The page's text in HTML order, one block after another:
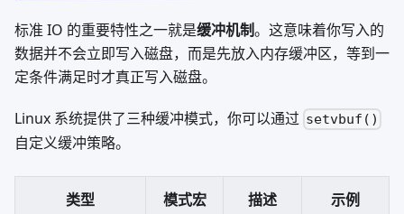
标准 IO 的重要特性之一就是缓冲机制。这意味着你写入的
数据并不会立即写入磁盘，而是先放入内存缓冲区，等到一
定条件满足时才真正写入磁盘。
Linux 系统提供了三种缓冲模式，你可以通过 setvbuf()
自定义缓冲策略。
类型 模式宏 描述 示例